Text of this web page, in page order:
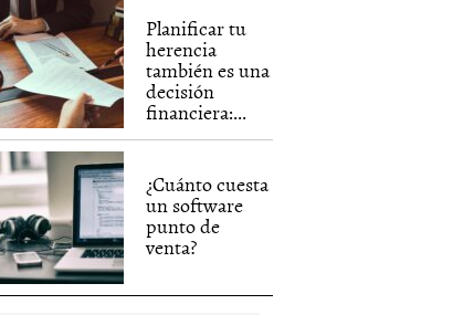
Planificar tu
herencia
también es una
decisión
financiera:...
¿Cuánto cuesta
un software
punto de
venta?